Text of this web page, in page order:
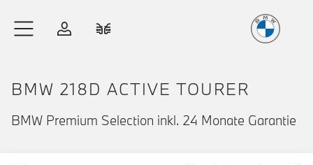
Anmelden
BMW 218D ACTIVE TOURER
BMW Premium Selection inkl. 24 Monate Garantie